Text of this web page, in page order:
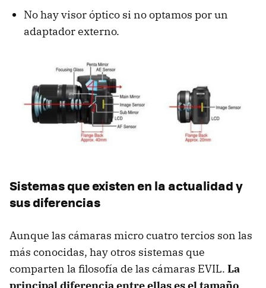
No hay visor óptico si no optamos por un
adaptador externo.
Sistemas que existen en la actualidad y
sus diferencias
Aunque las cámaras micro cuatro tercios son las
más conocidas, hay otros sistemas que
comparten la filosofía de las cámaras EVIL. La